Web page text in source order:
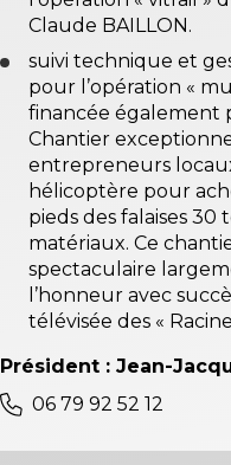
Claude BAILLON.
suivi technique et
pour l’opération «
financée également
Chantier
entrepreneurs
hélicoptère pour
pieds des falaises
matériaux. Ce
spectaculaire
l’honneur avec
télévisée des «
Président : Jean-
06 79 92 52 12